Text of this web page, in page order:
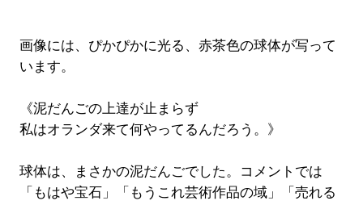
画像には、ぴかぴかに光る、赤茶色の球体が写って
います。
《泥だんごの上達が止まらず
私はオランダ来て何やってるんだろう。》
球体は、まさかの泥だんごでした。コメントでは
「もはや宝石」「もうこれ芸術作品の域」「売れる